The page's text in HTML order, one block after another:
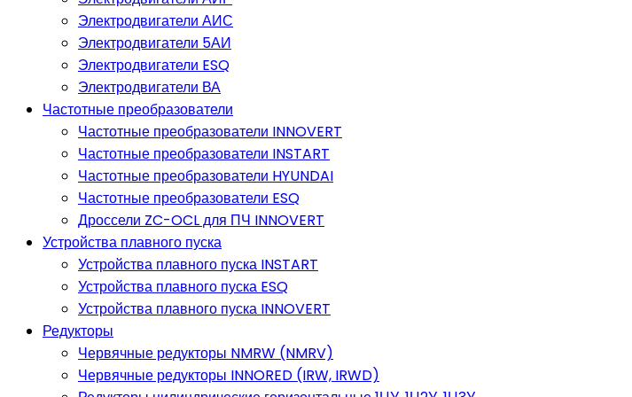
Электродвигатели АИС
Электродвигатели 5АИ
Электродвигатели ESQ
Электродвигатели ВА
Частотные преобразователи
Частотные преобразователи INNOVERT
Частотные преобразователи INSTART
Частотные преобразователи HYUNDAI
Частотные преобразователи ESQ
Дроссели ZC-OCL для ПЧ INNOVERT
Устройства плавного пуска
Устройства плавного пуска INSTART
Устройства плавного пуска ESQ
Устройства плавного пуска INNOVERT
Редукторы
Червячные редукторы NMRW (NMRV)
Червячные редукторы INNORED (IRW, IRWD)